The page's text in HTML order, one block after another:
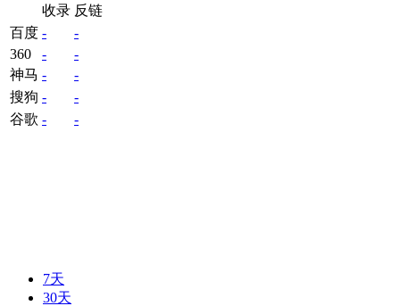
收录 反链
百度 -
-
360
-
-
神马 -
-
搜狗 -
-
谷歌 - -
7天
30天